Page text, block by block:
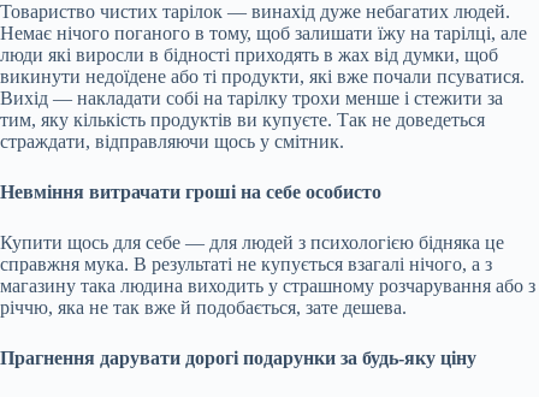
Товариство чистих тарілок — винахід дуже небагатих людей.
Немає нічого поганого в тому, щоб залишати їжу на тарілці, але
люди які виросли в бідності приходять в жах від думки, щоб
викинути недоїдене або ті продукти, які вже почали псуватися.
Вихід — накладати собі на тарілку трохи менше і стежити за
тим, яку кількість продуктів ви купуєте. Так не доведеться
страждати, відправляючи щось у смітник.
Невміння витрачати гроші на себе особисто
Купити щось для себе — для людей з психологією бідняка це
справжня мука. В результаті не купується взагалі нічого, а з
магазину така людина виходить у страшному розчарування або з
річчю, яка не так вже й подобається, зате дешева.
Прагнення дарувати дорогі подарунки за будь-яку ціну